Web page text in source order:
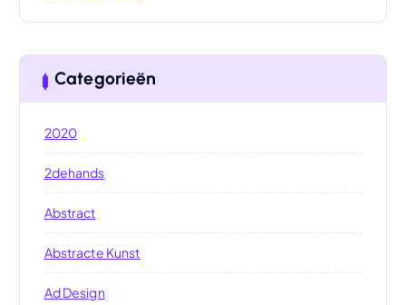
Categorieën
2020
2dehands
Abstract
Abstracte Kunst
Ad Design